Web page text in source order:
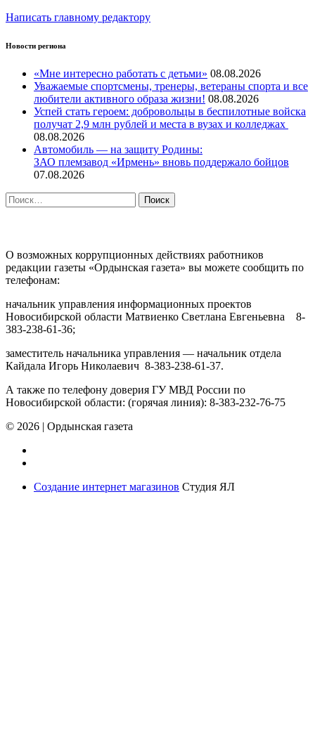
Написать главному редактору
Новости региона
«Мне интересно работать с детьми» 08.08.2026
Уважаемые спортсмены, тренеры, ветераны спорта и все
любители активного образа жизни! 08.08.2026
Успей стать героем: добровольцы в беспилотные войска
получат 2,9 млн рублей и места в вузах и колледжах
08.08.2026
Автомобиль — на защиту Родины:
ЗАО племзавод «Ирмень» вновь поддержало бойцов
07.08.2026
Найти:
О возможных коррупционных действиях работников
редакции газеты «Ордынская газета» вы можете сообщить по
телефонам:
начальник управления информационных проектов
Новосибирской области Матвиенко Светлана Евгеньевна 8-
383-238-61-36;
заместитель начальника управления — начальник отдела
Кайдала Игорь Николаевич 8-383-238-61-37.
А также по телефону доверия ГУ МВД России по
Новосибирской области: (горячая линия): 8-383-232-76-75
© 2026 | Ордынская газета
Создание интернет магазинов Студия ЯЛ